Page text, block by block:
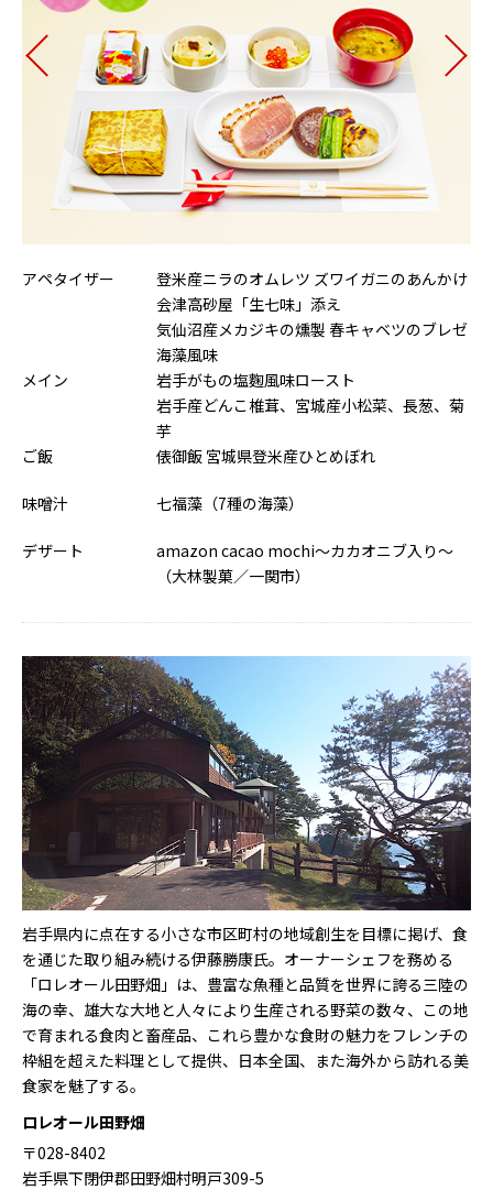
アペタイザー
登米産ニラのオムレツ ズワイガニのあんかけ
会津高砂屋「生七味」添え
気仙沼産メカジキの燻製 春キャベツのブレゼ
海藻風味
メイン
岩手がもの塩麴風味ロースト
岩手産どんこ椎茸、宮城産小松菜、長葱、菊
芋
ご飯
俵御飯 宮城県登米産ひとめぼれ
味噌汁 七福藻（7種の海藻）
デザート
amazon cacao mochi～カカオニブ入り～
（大林製菓／一関市）
岩手県内に点在する小さな市区町村の地域創生を目標に掲げ、食
を通じた取り組み続ける伊藤勝康氏。オーナーシェフを務める
「ロレオール田野畑」は、豊富な魚種と品質を世界に誇る三陸の
海の幸、雄大な大地と人々により生産される野菜の数々、この地
で育まれる食肉と畜産品、これら豊かな食財の魅力をフレンチの
枠組を超えた料理として提供、日本全国、また海外から訪れる美
食家を魅了する。
ロレオール田野畑
〒028-8402
岩手県下閉伊郡田野畑村明戸309-5